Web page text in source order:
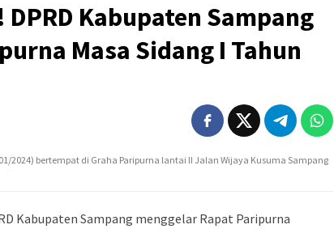
Kabupaten Sampang
Masa Sidang I Tahun
2024) bertempat di Graha Paripurna lantai II Jalan Wijaya Kusuma Sampang
Kabupaten Sampang menggelar Rapat Paripurna